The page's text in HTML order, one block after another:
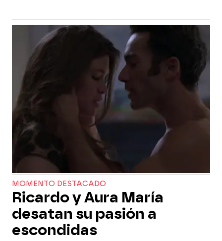
MOMENTO DESTACADO
Ricardo y Aura María
desatan su pasión a
escondidas